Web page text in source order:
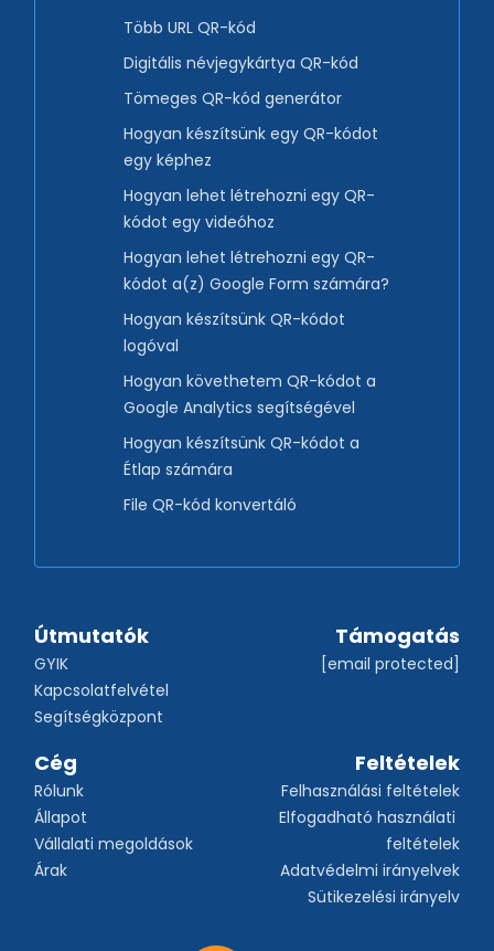
Több URL QR-kód
Digitális névjegykártya QR-kód
Tömeges QR-kód generátor
Hogyan készítsünk egy QR-kódot
egy képhez
Hogyan lehet létrehozni egy QR-
kódot egy videóhoz
Hogyan lehet létrehozni egy QR-
kódot a(z) Google Form számára?
Hogyan készítsünk QR-kódot
logóval
Hogyan követhetem QR-kódot a
Google Analytics segítségével
Hogyan készítsünk QR-kódot a
Étlap számára
File QR-kód konvertáló
Útmutatók
GYIK
Kapcsolatfelvétel
Segítségközpont
Támogatás
[email protected]
Cég
Rólunk
Állapot
Vállalati megoldások
Árak
Feltételek
Felhasználási feltételek
Elfogadható használati
feltételek
Adatvédelmi irányelvek
Sütikezelési irányelv